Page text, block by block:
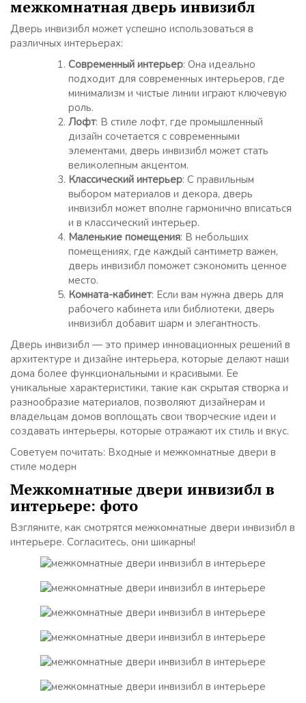
межкомнатная дверь инвизибл
Дверь инвизибл может успешно использоваться в
различных интерьерах:
Современный интерьер: Она идеально
подходит для современных интерьеров, где
минимализм и чистые линии играют ключевую
роль.
Лофт: В стиле лофт, где промышленный
дизайн сочетается с современными
элементами, дверь инвизибл может стать
великолепным акцентом.
Классический интерьер: С правильным
выбором материалов и декора, дверь
инвизибл может вполне гармонично вписаться
и в классический интерьер.
Маленькие помещения: В небольших
помещениях, где каждый сантиметр важен,
дверь инвизибл поможет сэкономить ценное
место.
Комната-кабинет: Если вам нужна дверь для
рабочего кабинета или библиотеки, дверь
инвизибл добавит шарм и элегантность.
Дверь инвизибл — это пример инновационных решений в
архитектуре и дизайне интерьера, которые делают наши
дома более функциональными и красивыми. Ее
уникальные характеристики, такие как скрытая створка и
разнообразие материалов, позволяют дизайнерам и
владельцам домов воплощать свои творческие идеи и
создавать интерьеры, которые отражают их стиль и вкус.
Советуем почитать: Входные и межкомнатные двери в
стиле модерн
Межкомнатные двери инвизибл в
интерьере: фото
Взгляните, как смотрятся межкомнатные двери инвизибл в
интерьере. Согласитесь, они шикарны!